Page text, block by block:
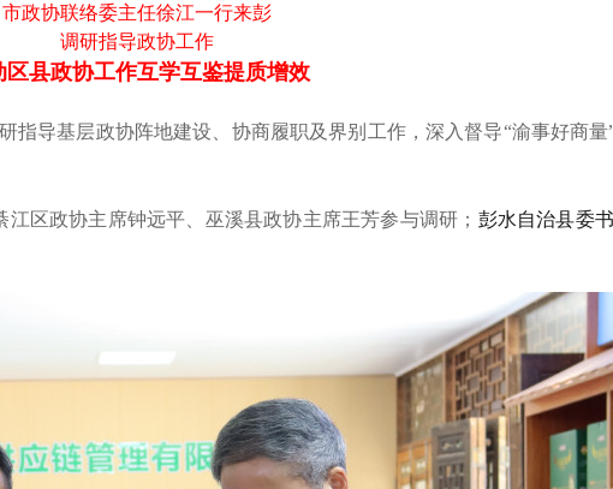
市政协联络委主任徐江一行来彭
调研指导政协工作
区县政协工作互学互鉴提质增效
指导基层政协阵地建设、协商履职及界别工作，深入督导“渝事好商量
区政协主席钟远平、巫溪县政协主席王芳参与调研； 彭水自治县委